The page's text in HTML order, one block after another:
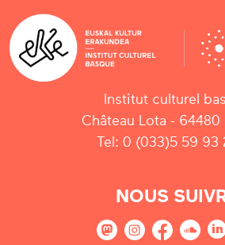
Institut culturel
Château Lota - 64480
Tel: 0 (033)5 59 93
NOUS